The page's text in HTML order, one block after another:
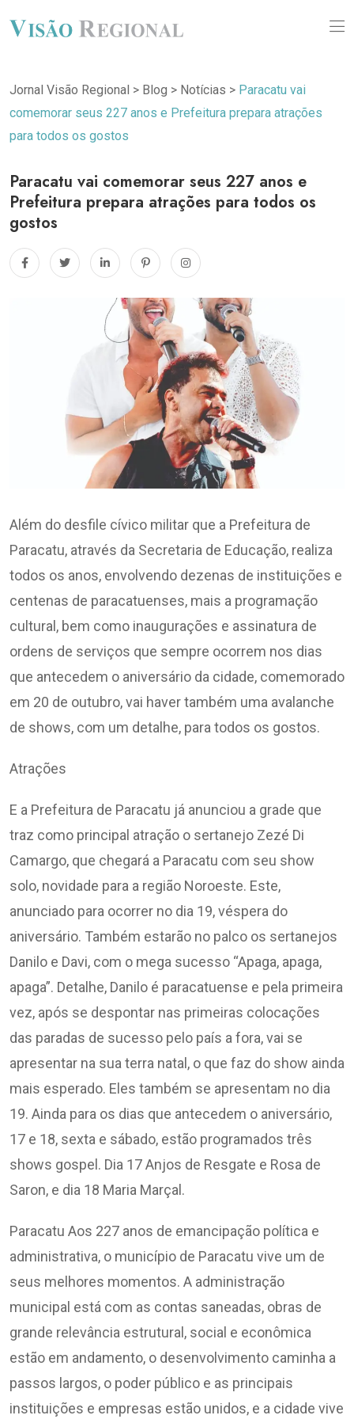
Jornal Visão Regional > Blog > Notícias > Paracatu vai
comemorar seus 227 anos e Prefeitura prepara atrações
para todos os gostos
Paracatu vai comemorar seus 227 anos e
Prefeitura prepara atrações para todos os
gostos
Além do desfile cívico militar que a Prefeitura de
Paracatu, através da Secretaria de Educação, realiza
todos os anos, envolvendo dezenas de instituições e
centenas de paracatuenses, mais a programação
cultural, bem como inaugurações e assinatura de
ordens de serviços que sempre ocorrem nos dias
que antecedem o aniversário da cidade, comemorado
em 20 de outubro, vai haver também uma avalanche
de shows, com um detalhe, para todos os gostos.
Atrações
E a Prefeitura de Paracatu já anunciou a grade que
traz como principal atração o sertanejo Zezé Di
Camargo, que chegará a Paracatu com seu show
solo, novidade para a região Noroeste. Este,
anunciado para ocorrer no dia 19, véspera do
aniversário. Também estarão no palco os sertanejos
Danilo e Davi, com o mega sucesso “Apaga, apaga,
apaga”. Detalhe, Danilo é paracatuense e pela primeira
vez, após se despontar nas primeiras colocações
das paradas de sucesso pelo país a fora, vai se
apresentar na sua terra natal, o que faz do show ainda
mais esperado. Eles também se apresentam no dia
19. Ainda para os dias que antecedem o aniversário,
17 e 18, sexta e sábado, estão programados três
shows gospel. Dia 17 Anjos de Resgate e Rosa de
Saron, e dia 18 Maria Marçal.
Paracatu Aos 227 anos de emancipação política e
administrativa, o município de Paracatu vive um de
seus melhores momentos. A administração
municipal está com as contas saneadas, obras de
grande relevância estrutural, social e econômica
estão em andamento, o desenvolvimento caminha a
passos largos, o poder público e as principais
instituições e empresas estão unidos, e a cidade vive